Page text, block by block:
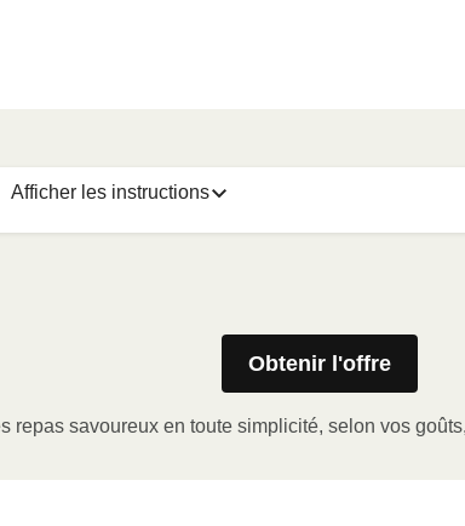
Afficher les instructions
soulever le coin de la pellicule de plastique et retirer
la pellicule de plastique.
Obtenir l'offre
repas savoureux en toute simplicité, selon vos